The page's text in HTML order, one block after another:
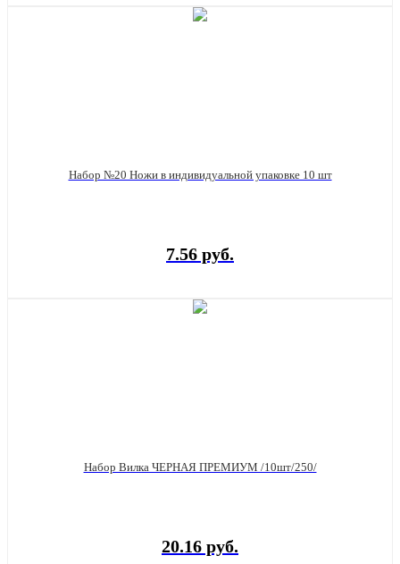
Набор №20 Ножи в индивидуальной упаковке 10 шт
7.56 руб.
Набор Вилка ЧЕРНАЯ ПРЕМИУМ /10шт/250/
20.16 руб.